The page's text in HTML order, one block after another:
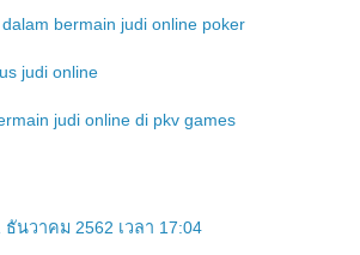
bermain judi online poker
judi online
judi online di pkv games
ธันวาคม 2562 เวลา 17:04